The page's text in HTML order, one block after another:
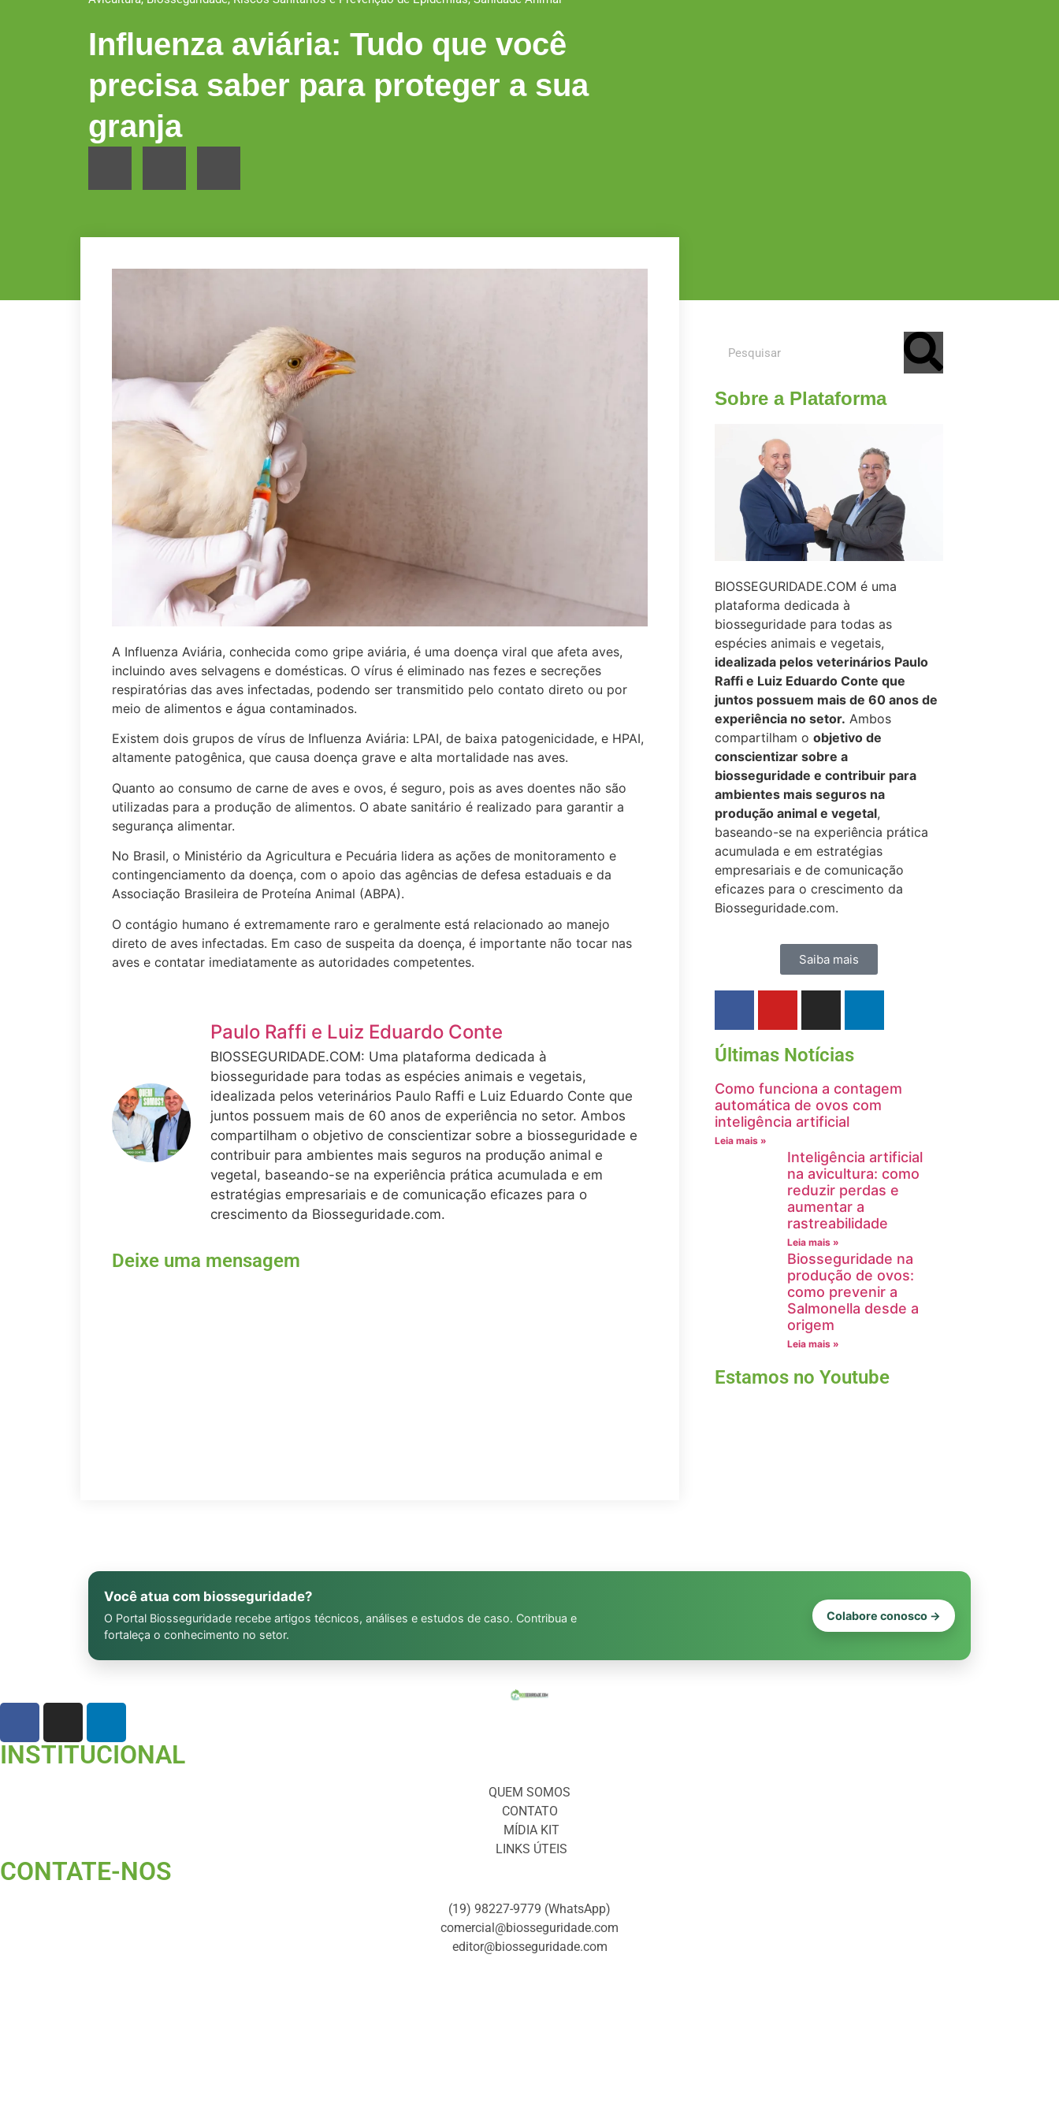
Influenza aviária: Tudo que você
precisa saber para proteger a sua
granja
A Influenza Aviária, conhecida como gripe aviária, é uma doença viral que afeta aves,
incluindo aves selvagens e domésticas. O vírus é eliminado nas fezes e secreções
respiratórias das aves infectadas, podendo ser transmitido pelo contato direto ou por
meio de alimentos e água contaminados.
Existem dois grupos de vírus de Influenza Aviária: LPAI, de baixa patogenicidade, e HPAI,
altamente patogênica, que causa doença grave e alta mortalidade nas aves.
Quanto ao consumo de carne de aves e ovos, é seguro, pois as aves doentes não são
utilizadas para a produção de alimentos. O abate sanitário é realizado para garantir a
segurança alimentar.
No Brasil, o Ministério da Agricultura e Pecuária lidera as ações de monitoramento e
contingenciamento da doença, com o apoio das agências de defesa estaduais e da
Associação Brasileira de Proteína Animal (ABPA).
O contágio humano é extremamente raro e geralmente está relacionado ao manejo
direto de aves infectadas. Em caso de suspeita da doença, é importante não tocar nas
aves e contatar imediatamente as autoridades competentes.
Paulo Raffi e Luiz Eduardo Conte
BIOSSEGURIDADE.COM: Uma plataforma dedicada à
biosseguridade para todas as espécies animais e vegetais,
idealizada pelos veterinários Paulo Raffi e Luiz Eduardo Conte que
juntos possuem mais de 60 anos de experiência no setor. Ambos
compartilham o objetivo de conscientizar sobre a biosseguridade e
contribuir para ambientes mais seguros na produção animal e
vegetal, baseando-se na experiência prática acumulada e em
estratégias empresariais e de comunicação eficazes para o
crescimento da Biosseguridade.com.
Deixe uma mensagem
Sobre a Plataforma
BIOSSEGURIDADE.COM é uma
plataforma dedicada à
biosseguridade para todas as
espécies animais e vegetais,
idealizada pelos veterinários Paulo
Raffi e Luiz Eduardo Conte que
juntos possuem mais de 60 anos de
experiência no setor. Ambos
compartilham o objetivo de
conscientizar sobre a
biosseguridade e contribuir para
ambientes mais seguros na
produção animal e vegetal,
baseando-se na experiência prática
acumulada e em estratégias
empresariais e de comunicação
eficazes para o crescimento da
Biosseguridade.com.
Saiba mais
Últimas Notícias
Como funciona a contagem
automática de ovos com
inteligência artificial
Leia mais »
Inteligência artificial
na avicultura: como
reduzir perdas e
aumentar a
rastreabilidade
Leia mais »
Biosseguridade na
produção de ovos:
como prevenir a
Salmonella desde a
origem
Leia mais »
Estamos no Youtube
Você atua com biosseguridade?
O Portal Biosseguridade recebe artigos técnicos, análises e estudos de caso. Contribua e
fortaleça o conhecimento no setor.
Colabore conosco →
INSTITUCIONAL
QUEM SOMOS
CONTATO
MÍDIA KIT
LINKS ÚTEIS
CONTATE-NOS ​
(19) 98227-9779 (WhatsApp)
comercial@biosseguridade.com
editor@biosseguridade.com